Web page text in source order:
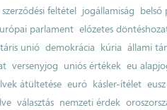
feltétel jogállamiság belső
parlament előzetes
unió demokrácia kúria állami
versenyjog uniós értékek eu
átültetése euró kásler-ítélet
választás nemzeti érdek